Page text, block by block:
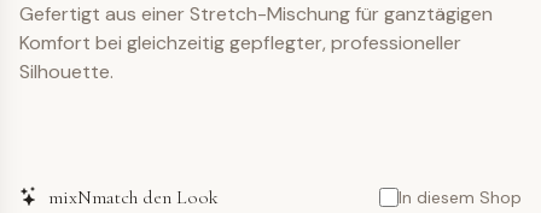
Gefertigt aus einer Stretch-Mischung für ganztägigen
Komfort bei gleichzeitig gepflegter, professioneller
Silhouette.
mixNmatch den Look
In diesem Shop